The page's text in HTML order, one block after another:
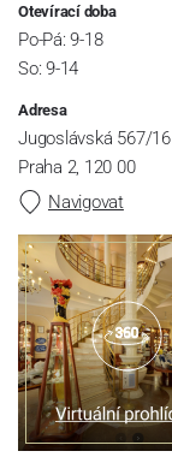
Otevírací doba
Po-Pá: 9-18
So: 9-14
Adresa
Jugoslávská 567/16
Praha 2, 120 00
Navigovat